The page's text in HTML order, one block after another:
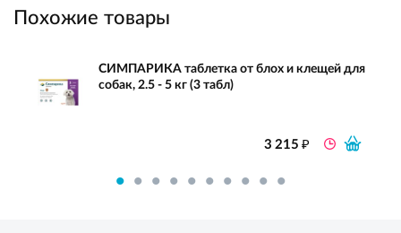
Похожие товары
СИМПАРИКА таблетка от блох и клещей для
собак, 2.5 - 5 кг (3 табл)
3 215₽